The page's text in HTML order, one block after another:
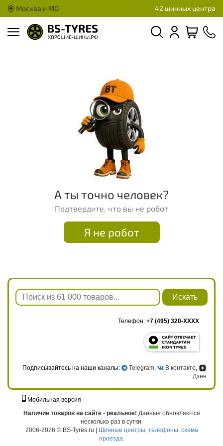
Москва и МО 42 шинных центра
А ты точно человек?
Подтвердите, что вы не робот
Я не робот
Искать
Телефон: +7 (495) 320-XXXX
Подписывайтесь на наши каналы: Telegram , В контакте
Дзен
Мобильная версия
Наличие товаров на сайте - реальное! Данные обновляются
несколько раз в сутки.
2006-2026 © BS-Tyres.ru | Шинные центры, телефоны, схема
проезда.